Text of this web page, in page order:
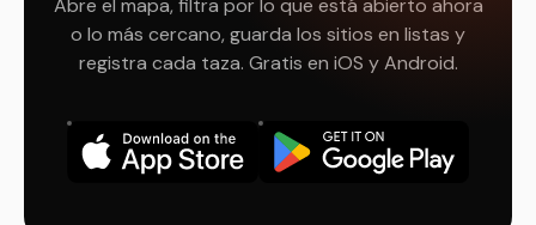
Abre el mapa, filtra por lo que está abierto ahora
o lo más cercano, guarda los sitios en listas y
registra cada taza. Gratis en iOS y Android.